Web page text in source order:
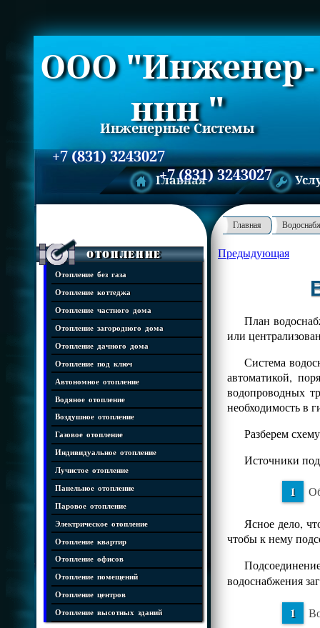
ООО "Инженер-
ннн "
Инженерные Системы
+7 (831) 3243027
+7 (831) 3243027
Главная
Отопление
Отопление без газа
Отопление коттеджа
Отопление частного дома
Отопление загородного дома
Отопление дачного дома
Отопление под ключ
Автономное отопление
Водяное отопление
Воздушное отопление
Газовое отопление
Индивидуальное отопление
Лучистое отопление
Панельное отопление
Паровое отопление
Электрическое отопление
Отопление квартир
Отопление офисов
Отопление помещений
Отопление центров
Отопление высотных зданий
Главная
Предыдующая
План
или
Система
автоматикой,
водопроводных
необходимость в
Разберем
Источники
Ясное дело,
чтобы к нему
водоснабжения